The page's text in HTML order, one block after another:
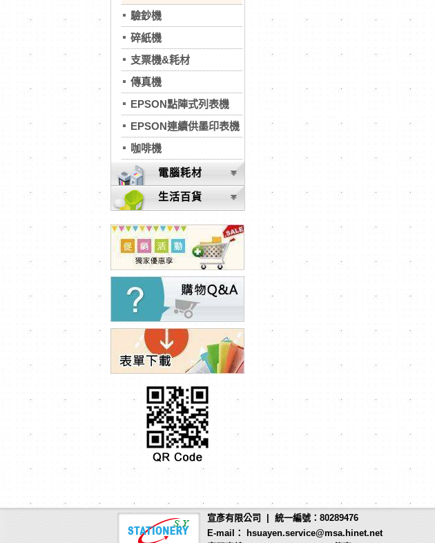
驗鈔機
碎紙機
支票機&耗材
傳真機
EPSON點陣式列表機
EPSON連續供墨印表機
咖啡機
電腦耗材
生活百貨
宣彥有限公司 | 統一編號：80289476
E-mail： hsuayen.service@msa.hinet.net